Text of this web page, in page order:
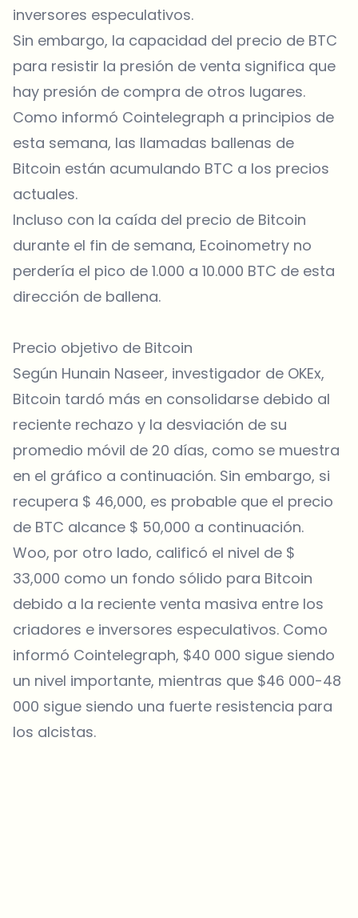
inversores especulativos.
Sin embargo, la capacidad del precio de BTC
para resistir la presión de venta significa que
hay presión de compra de otros lugares.
Como informó Cointelegraph a principios de
esta semana, las llamadas ballenas de
Bitcoin están acumulando BTC a los precios
actuales.
Incluso con la caída del precio de Bitcoin
durante el fin de semana, Ecoinometry no
perdería el pico de 1.000 a 10.000 BTC de esta
dirección de ballena.
Precio objetivo de Bitcoin
Según Hunain Naseer, investigador de OKEx,
Bitcoin tardó más en consolidarse debido al
reciente rechazo y la desviación de su
promedio móvil de 20 días, como se muestra
en el gráfico a continuación. Sin embargo, si
recupera $ 46,000, es probable que el precio
de BTC alcance $ 50,000 a continuación.
Woo, por otro lado, calificó el nivel de $
33,000 como un fondo sólido para Bitcoin
debido a la reciente venta masiva entre los
criadores e inversores especulativos. Como
informó Cointelegraph, $40 000 sigue siendo
un nivel importante, mientras que $46 000-48
000 sigue siendo una fuerte resistencia para
los alcistas.